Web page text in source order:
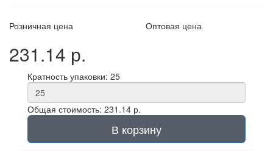
Розничная цена
231.14 р.
Оптовая цена
Кратность упаковки: 25
Общая стоимость: 231.14 р.
В корзину